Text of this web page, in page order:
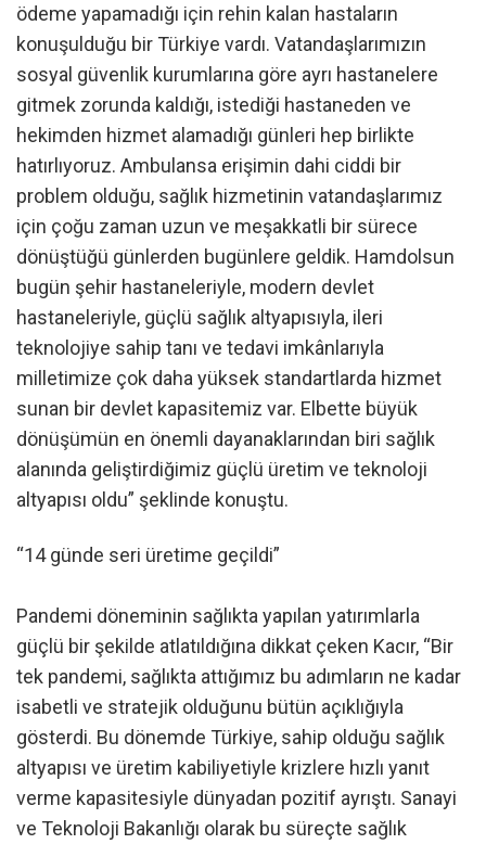
ödeme yapamadığı için rehin kalan hastaların
konuşulduğu bir Türkiye vardı. Vatandaşlarımızın
sosyal güvenlik kurumlarına göre ayrı hastanelere
gitmek zorunda kaldığı, istediği hastaneden ve
hekimden hizmet alamadığı günleri hep birlikte
hatırlıyoruz. Ambulansa erişimin dahi ciddi bir
problem olduğu, sağlık hizmetinin vatandaşlarımız
için çoğu zaman uzun ve meşakkatli bir sürece
dönüştüğü günlerden bugünlere geldik. Hamdolsun
bugün şehir hastaneleriyle, modern devlet
hastaneleriyle, güçlü sağlık altyapısıyla, ileri
teknolojiye sahip tanı ve tedavi imkânlarıyla
milletimize çok daha yüksek standartlarda hizmet
sunan bir devlet kapasitemiz var. Elbette büyük
dönüşümün en önemli dayanaklarından biri sağlık
alanında geliştirdiğimiz güçlü üretim ve teknoloji
altyapısı oldu” şeklinde konuştu.
“14 günde seri üretime geçildi”
Pandemi döneminin sağlıkta yapılan yatırımlarla
güçlü bir şekilde atlatıldığına dikkat çeken Kacır, “Bir
tek pandemi, sağlıkta attığımız bu adımların ne kadar
isabetli ve stratejik olduğunu bütün açıklığıyla
gösterdi. Bu dönemde Türkiye, sahip olduğu sağlık
altyapısı ve üretim kabiliyetiyle krizlere hızlı yanıt
verme kapasitesiyle dünyadan pozitif ayrıştı. Sanayi
ve Teknoloji Bakanlığı olarak bu süreçte sağlık